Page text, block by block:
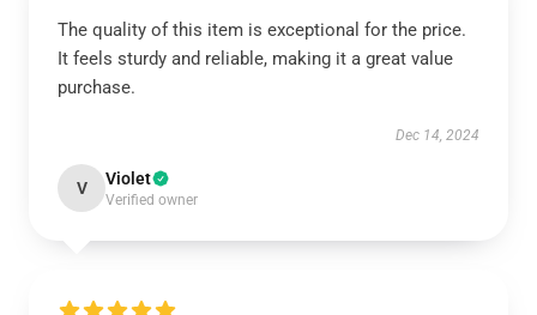
The quality of this item is exceptional for the price.
It feels sturdy and reliable, making it a great value
purchase.
Dec 14, 2024
V Violet
Verified owner